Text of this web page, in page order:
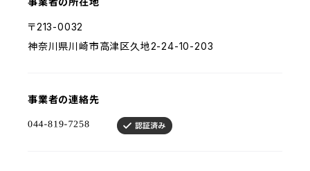
〒213-0032
神奈川県川崎市高津区久地2-24-10-203
事業者の連絡先